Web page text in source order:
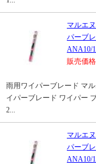
マルエ
パーブ
ANA10/
販売価
雨用ワイパーブレード マル
イパーブレード ワイパー
2...
マルエ
パーブ
ANA10/